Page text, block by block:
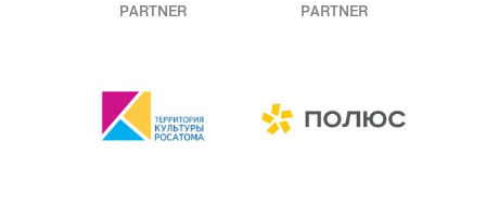
PARTNER PARTNER